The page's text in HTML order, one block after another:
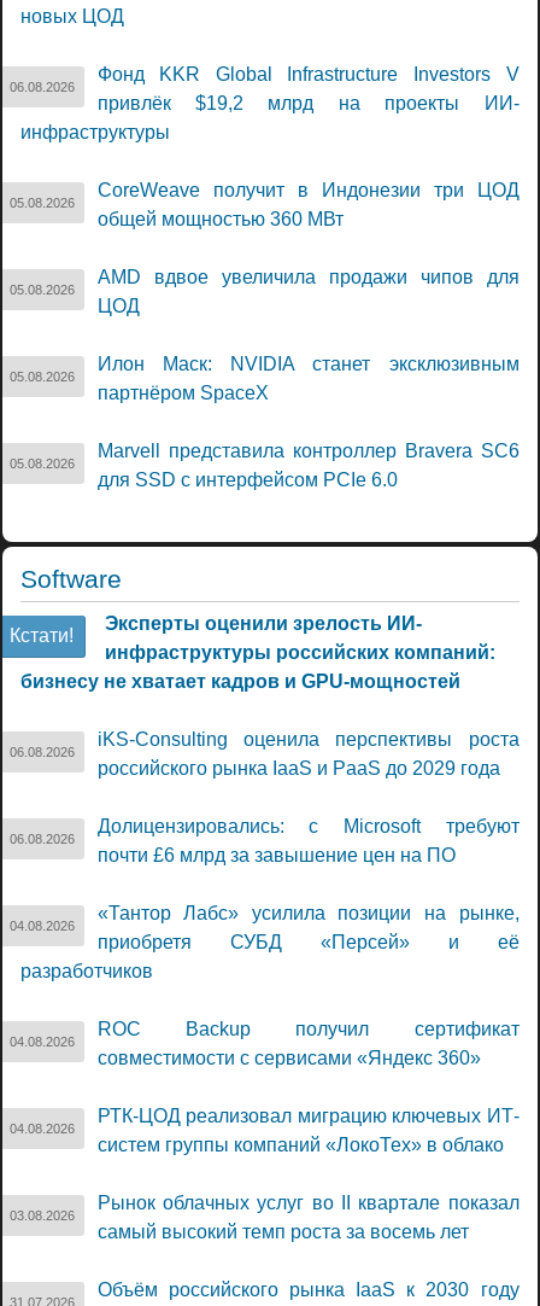
новых ЦОД
06.08.2026
Фонд KKR Global Infrastructure Investors V
привлёк $19,2 млрд на проекты ИИ-
инфраструктуры
05.08.2026
CoreWeave получит в Индонезии три ЦОД
общей мощностью 360 МВт
05.08.2026
AMD вдвое увеличила продажи чипов для
ЦОД
05.08.2026
Илон Маск: NVIDIA станет эксклюзивным
партнёром SpaceX
05.08.2026
Marvell представила контроллер Bravera SC6
для SSD с интерфейсом PCIe 6.0
Software
Кстати!
Эксперты оценили зрелость ИИ-
инфраструктуры российских компаний:
бизнесу не хватает кадров и GPU-мощностей
06.08.2026
iKS-Consulting оценила перспективы роста
российского рынка IaaS и PaaS до 2029 года
06.08.2026
Долицензировались: с Microsoft требуют
почти £6 млрд за завышение цен на ПО
04.08.2026
«Тантор Лабс» усилила позиции на рынке,
приобретя СУБД «Персей» и её
разработчиков
04.08.2026
ROC Backup получил сертификат
совместимости с сервисами «Яндекс 360»
04.08.2026
РТК-ЦОД реализовал миграцию ключевых ИТ-
систем группы компаний «ЛокоТех» в облако
03.08.2026
Рынок облачных услуг во II квартале показал
самый высокий темп роста за восемь лет
31.07.2026
Объём российского рынка IaaS к 2030 году